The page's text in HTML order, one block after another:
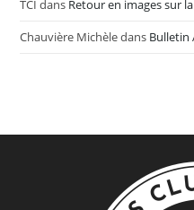
TCI dans Retour en images sur
Chauvière Michèledans Bulletin